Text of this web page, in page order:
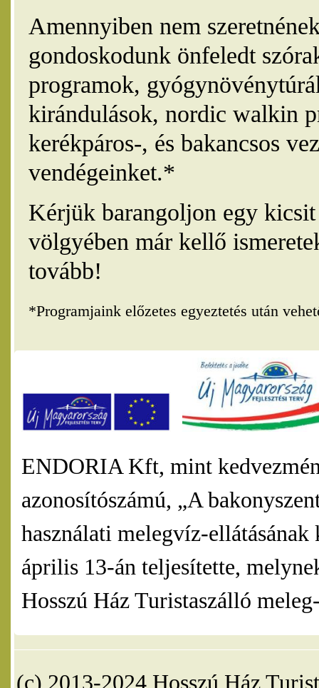
Amennyiben nem
gondoskodunk önfeledt
programok,
kirándulások, nordic walkin
kerékpáros-, és bakancsos
vendégeinket.*
Kérjük barangoljon egy
völgyében már kellő
tovább!
*Programjaink előzetes egyeztetés után
ENDORIA Kft, mint
azonosítószámú, „A
használati melegvíz-
április 13-án teljesítette,
Hosszú Ház Turistaszálló
(c) 2013-2024 Hosszú Ház